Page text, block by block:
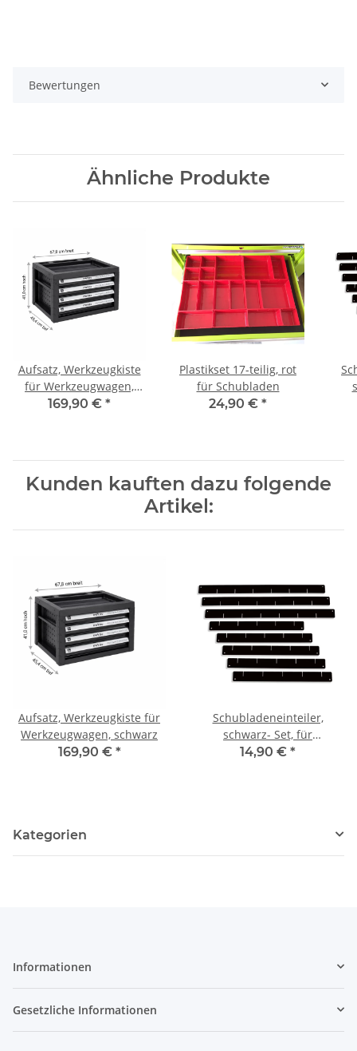
Bewertungen
Ähnliche Produkte
Aufsatz, Werkzeugkiste
für Werkzeugwagen,
schwarz
169,90 € *
Plastikset 17-teilig, rot
für Schubladen
24,90 € *
Kunden kauften dazu folgende
Artikel:
Aufsatz, Werkzeugkiste für
Werkzeugwagen, schwarz
169,90 € *
Schubladeneinteiler,
schwarz- Set, für
Werkstattwagen
14,90 € *
Kategorien
Informationen
Gesetzliche Informationen